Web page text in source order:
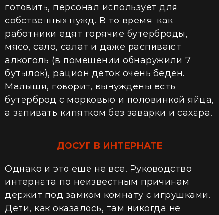
готовить, персонал использует для
собственных нужд. В то время, как
работники едят горячие бутерброды,
мясо, сало, салат и даже распивают
алкоголь (в помещении обнаружили 7
бутылок), рацион деток очень беден.
Малыши, говорит, вынуждены есть
бутерброд с морковью и половинкой яйца,
а запивать кипятком без заварки и сахара.
ДОСУГ В ИНТЕРНАТЕ
Однако и это еще не все. Руководство
интерната по неизвестным причинам
держит под замком комнату с игрушками.
Дети, как оказалось, там никогда не